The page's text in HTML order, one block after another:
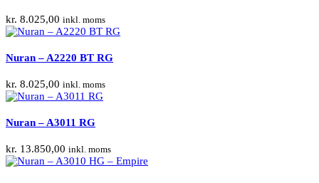
kr. 8.025,00 inkl. moms
Nuran – A2220 BT RG
kr. 8.025,00 inkl. moms
Nuran – A3011 RG
kr. 13.850,00 inkl. moms